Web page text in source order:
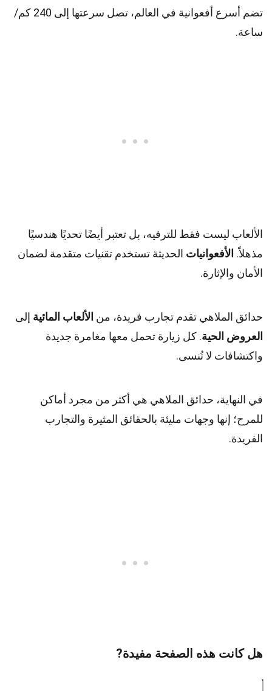
تضم أسرع أفعوانية في العالم، تصل سرعتها إلى 240 كم/
ساعة.
الألعاب ليست فقط للترفيه، بل تعتبر أيضًا تحديًا هندسيًا
مذهلاً. الأفعوانيات الحديثة تستخدم تقنيات متقدمة لضمان
الأمان والإثارة.
حدائق الملاهي تقدم تجارب فريدة، من الألعاب المائية إلى
العروض الحية. كل زيارة تحمل معها مغامرة جديدة
واكتشافات لا تُنسى.
في النهاية، حدائق الملاهي هي أكثر من مجرد أماكن
للمرح؛ إنها وجهات مليئة بالحقائق المثيرة والتجارب
الفريدة.
هل كانت هذه الصفحة مفيدة?